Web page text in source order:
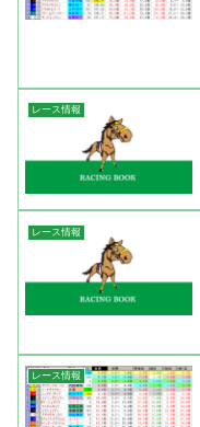
レース情報
レース情報
レース情報